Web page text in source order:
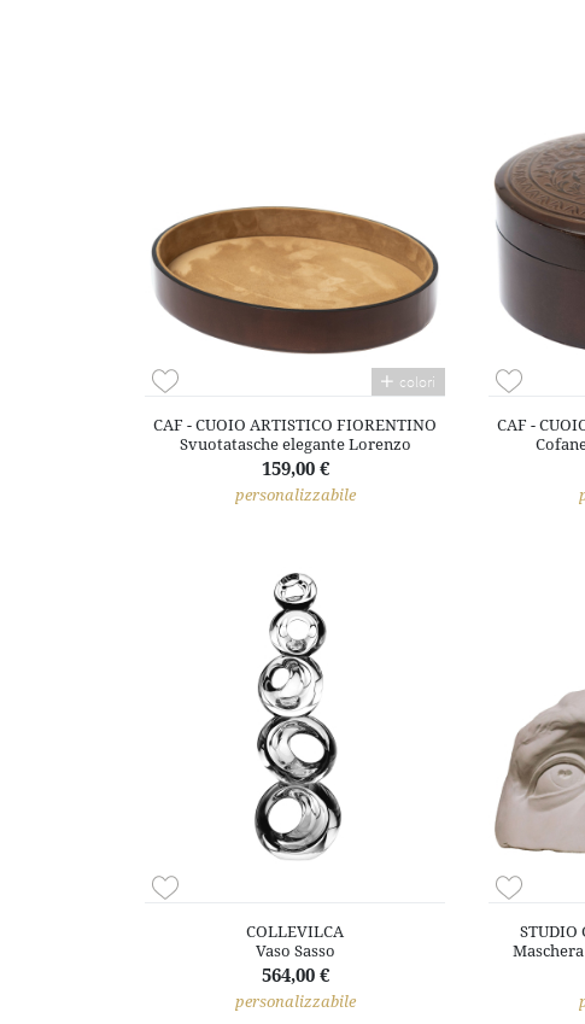
colori
CAF - CUOIO ARTISTICO FIORENTINO
Svuotatasche elegante Lorenzo
159,00 €
personalizzabile
CAF -
COLLEVILCA
Vaso Sasso
564,00 €
personalizzabile
STUDIO